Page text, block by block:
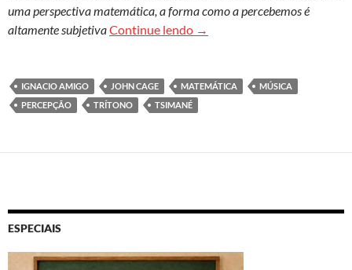
uma perspectiva matemática, a forma como a percebemos é
altamente subjetivaContinue lendo A percepção musical
→
IGNACIO AMIGO JOHN CAGE MATEMÁTICA
MÚSICA
PERCEPÇÃO
TRÍTONO TSIMANÉ
ESPECIAIS